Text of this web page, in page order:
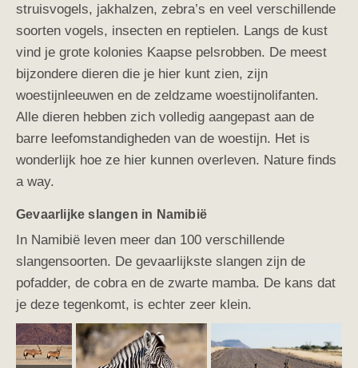
struisvogels, jakhalzen, zebra’s en veel verschillende
soorten vogels, insecten en reptielen. Langs de kust
vind je grote kolonies Kaapse pelsrobben. De meest
bijzondere dieren die je hier kunt zien, zijn
woestijnleeuwen en de zeldzame woestijnolifanten.
Alle dieren hebben zich volledig aangepast aan de
barre leefomstandigheden van de woestijn. Het is
wonderlijk hoe ze hier kunnen overleven. Nature finds
a way.
Gevaarlijke slangen in Namibië
In Namibië leven meer dan 100 verschillende
slangensoorten. De gevaarlijkste slangen zijn de
pofadder, de cobra en de zwarte mamba. De kans dat
je deze tegenkomt, is echter zeer klein.